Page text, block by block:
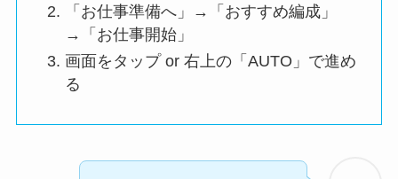
「お仕事準備へ」→「おすすめ編成」
→「お仕事開始」
画面をタップ or 右上の「AUTO」で進め
る